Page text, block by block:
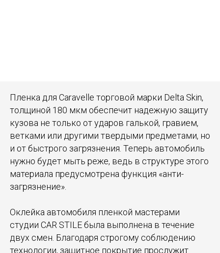
Пленка для Caravelle торговой марки Delta Skin,
толщиной 180 мкм обеспечит надежную защиту
кузова не только от ударов галькой, гравием,
ветками или другими твердыми предметами, но
и от быстрого загрязнения. Теперь автомобиль
нужно будет мыть реже, ведь в структуре этого
материала предусмотрена функция «анти-
загрязнение».
Оклейка автомобиля пленкой мастерами
студии CAR STILE была выполнена в течение
двух смен. Благодаря строгому соблюдению
технологии, защитное покрытие прослужит